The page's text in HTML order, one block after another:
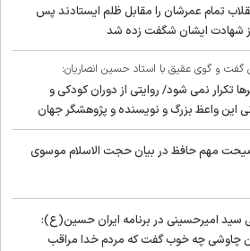
تمام عمرشان را مقابل ظلم ایستادند پس
شهادت ایشان شگفت زده شد
و گوی عقیق با استاد حسین انصاریان:
تکرار نمی شود/ روایتی از دوران کودکی و
این واعظ بزرگ و نویسنده و پژوهشگر جهان
مهم حافظ در بیان حجت الاسلام موسوی
سید امیر‌حسینی در برنامه ایران حسین(ع):
چه خوب گفت که مردم خدا مراقب